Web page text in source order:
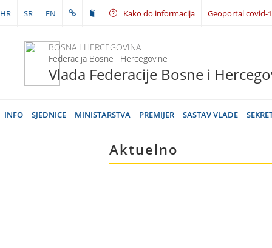
HR SR EN Kako do informacija Geoportal covid-
BOSNA I HERCEGOVINA
Federacija Bosne i Hercegovine
Vlada Federacije Bosne i
INFO SJEDNICE MINISTARSTVA PREMIJER SASTAV VLADE
Aktuelno